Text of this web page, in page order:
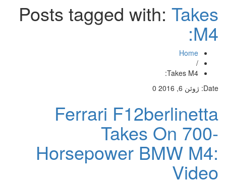
Posts tagged with:Takes
M4:
Home
/
Takes M4:
Date: ژوئن 6, 2016 0
Ferrari F12berlinetta
Takes On 700-
Horsepower BMW M4:
Video